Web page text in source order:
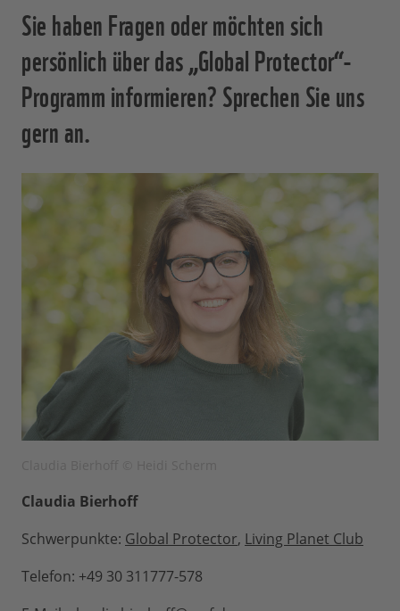
Sie haben Fragen oder möchten sich
persönlich über das „Global Protector“-
Programm informieren? Sprechen Sie uns
gern an.
Claudia Bierhoff
Schwerpunkte: Global Protector, Living Planet Club
Telefon: +49 30 311777-578